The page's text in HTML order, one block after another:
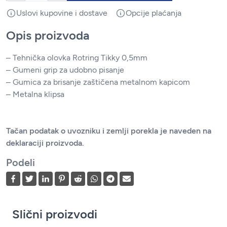
Uslovi kupovine i dostave Opcije plaćanja
Opis proizvoda
– Tehnička olovka Rotring Tikky 0,5mm
– Gumeni grip za udobno pisanje
– Gumica za brisanje zaštičena metalnom kapicom
– Metalna klipsa
Tačan podatak o uvozniku i zemlji porekla je naveden na
deklaraciji proizvoda.
Podeli
Slični proizvodi